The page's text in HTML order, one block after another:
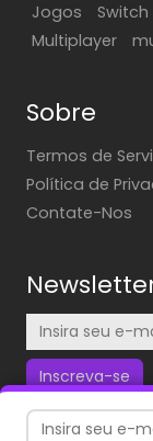
Jogos
Switch
Multiplayer
Sobre
Termos de
Política de
Contate-Nos
Inscreva-se
Inscreva-se